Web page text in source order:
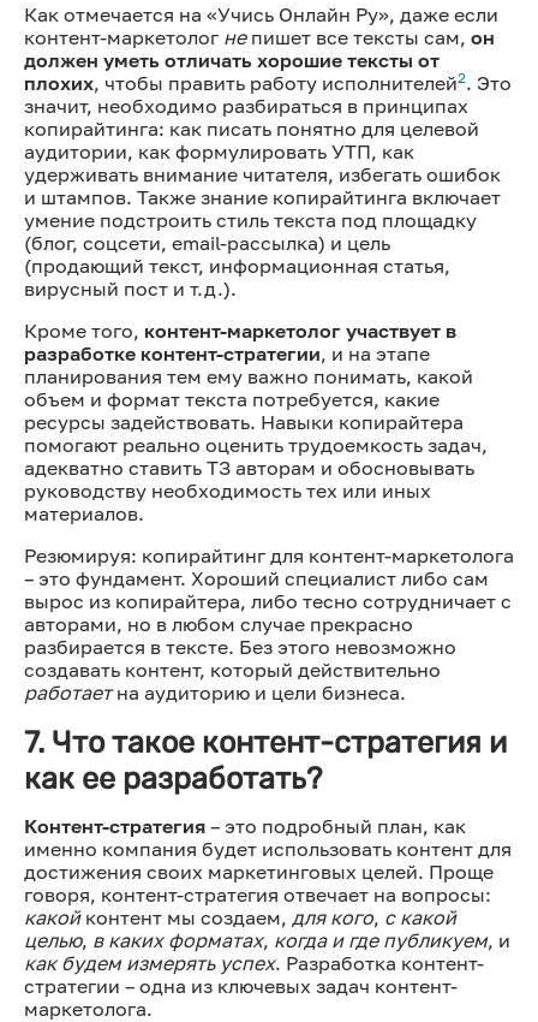
Как отмечается на «Учись Онлайн Ру», даже если
контент-маркетолог непишет все тексты сам, он
должен уметь отличать хорошие тексты от
плохих, чтобы править работу исполнителей2. Это
значит, необходимо разбираться в принципах
копирайтинга: как писать понятно для целевой
аудитории, как формулировать УТП, как
удерживать внимание читателя, избегать ошибок
и штампов. Также знание копирайтинга включает
умение подстроить стиль текста под площадку
(блог, соцсети, email-рассылка) и цель
(продающий текст, информационная статья,
вирусный пост и т.д.).
Кроме того, контент-маркетолог участвует в
разработке контент-стратегии, и на этапе
планирования тем ему важно понимать, какой
объем и формат текста потребуется, какие
ресурсы задействовать. Навыки копирайтера
помогают реально оценить трудоемкость задач,
адекватно ставить ТЗ авторам и обосновывать
руководству необходимость тех или иных
материалов.
Резюмируя: копирайтинг для контент-маркетолога
– это фундамент. Хороший специалист либо сам
вырос из копирайтера, либо тесно сотрудничает с
авторами, но в любом случае прекрасно
разбирается в тексте. Без этого невозможно
создавать контент, который действительно
работаетна аудиторию и цели бизнеса.
7. Что такое контент-стратегия и
как ее разработать?
Контент-стратегия – это подробный план, как
именно компания будет использовать контент для
достижения своих маркетинговых целей. Проще
говоря, контент-стратегия отвечает на вопросы:
какойконтент мы создаем, для кого, с какой
целью, в каких форматах, когда и где публикуем, и
как будем измерять успех. Разработка контент-
стратегии – одна из ключевых задач контент-
маркетолога.